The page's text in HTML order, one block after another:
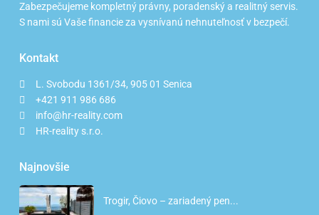
Zabezpečujeme kompletný právny, poradenský a realitný servis.
S nami sú Vaše financie za vysnívanú nehnuteľnosť v bezpečí.
Kontakt
L. Svobodu 1361/34, 905 01 Senica
+421 911 986 686
info@hr-reality.com
HR-reality s.r.o.
Najnovšie
Trogir, Čiovo – zariadený pen...